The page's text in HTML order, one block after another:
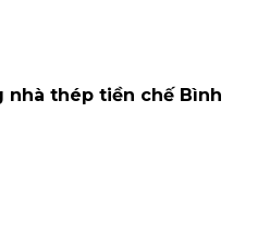
nhà thép tiền chế Bình